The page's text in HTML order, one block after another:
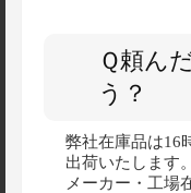
Ｑ頼ん
う？
弊社在庫品は16
出荷いたします。
メーカー・工場